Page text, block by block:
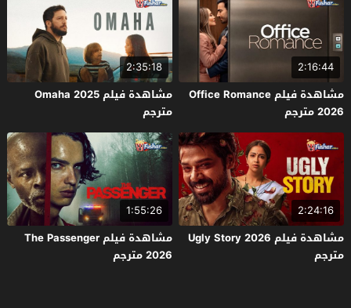
2:16:44
مشاهدة فيلم Office Romance
2026 مترجم
2:35:18
مشاهدة فيلم Omaha 2025
مترجم
2:24:16
مشاهدة فيلم Ugly Story 2026
مترجم
1:55:26
مشاهدة فيلم The Passenger
2026 مترجم